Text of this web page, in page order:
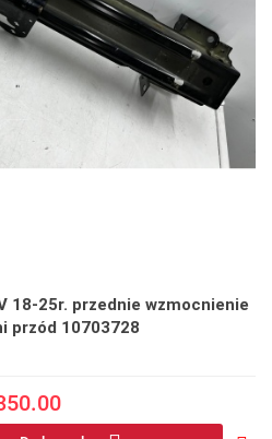
18-25r. przednie wzmocnienie
przód 10703728